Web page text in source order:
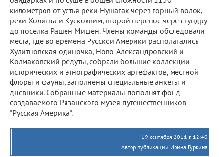
километров от устья реки Нушагак через горный волок,
реки Холитна и Кускоквим, второй перенос через тундру
до поселка Рашен Мишен. Члены команды обследовали
места, где во времена Русской Америки располагались
Хулитновская одиночка, Ново-Александровский и
Колмаковский редуты, собрали большие коллекции
исторических и этнографических артефактов, местной
флоры и фауны, заполнены специальные анкеты и
дневники. Собранные материалы пополнят фонд
создаваемого Рязанского музея путешественников
"Русская Америка".
19 сентября 2011 г. 12:40
Автор публикации Ирина Гуркина